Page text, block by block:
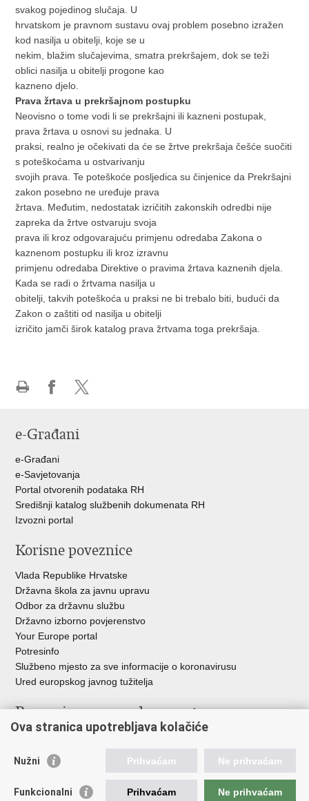
svakog pojedinog slučaja. U
hrvatskom je pravnom sustavu ovaj problem posebno izražen
kod nasilja u obitelji, koje se u
nekim, blažim slučajevima, smatra prekršajem, dok se teži
oblici nasilja u obitelji progone kao
kazneno djelo.
Prava žrtava u prekršajnom postupku
Neovisno o tome vodi li se prekršajni ili kazneni postupak,
prava žrtava u osnovi su jednaka. U
praksi, realno je očekivati da će se žrtve prekršaja češće suočiti
s poteškoćama u ostvarivanju
svojih prava. Te poteškoće posljedica su činjenice da Prekršajni
zakon posebno ne uređuje prava
žrtava. Međutim, nedostatak izričitih zakonskih odredbi nije
zapreka da žrtve ostvaruju svoja
prava ili kroz odgovarajuću primjenu odredaba Zakona o
kaznenom postupku ili kroz izravnu
primjenu odredaba Direktive o pravima žrtava kaznenih djela.
Kada se radi o žrtvama nasilja u
obitelji, takvih poteškoća u praksi ne bi trebalo biti, budući da
Zakon o zaštiti od nasilja u obitelji
izričito jamči širok katalog prava žrtvama toga prekršaja.
FacebookuTwitteru
e-Građani
e-Građani
e-Savjetovanja
Portal otvorenih podataka RH
Središnji katalog službenih dokumenata RH
Izvozni portal
Korisne poveznice
Vlada Republike Hrvatske
Državna škola za javnu upravu
Odbor za državnu službu
Državno izborno povjerenstvo
Your Europe portal
Potresinfo
Službeno mjesto za sve informacije o koronavirusu
Ured europskog javnog tužitelja
Poveznice pravosudnog sustava
Državno odvjetništvo
Ured za suzbijanje korupcije i organiziranog kriminaliteta
Državnoodvjetničko vijeće
Ova stranica upotrebljava kolačiće
Nužni Prihvaćam Ne prihvaćam
Funkcionalni Prihvaćam Ne prihvaćam